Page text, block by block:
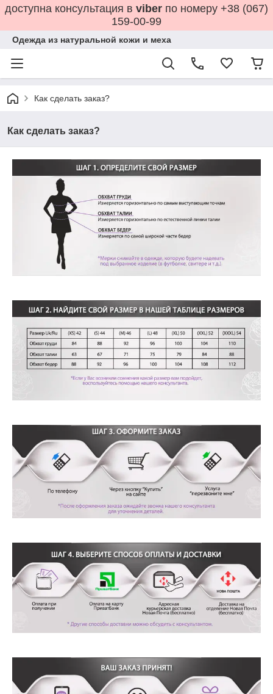
доступна консультация в viber по номеру +38 (067)
159-00-99
Одежда из натуральной кожи и меха
Как сделать заказ?
Как сделать заказ?